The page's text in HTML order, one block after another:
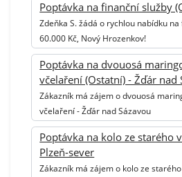
Poptávka na finanční služby
Zdeňka S. žádá o rychlou nabídku
60.000 Kč, Nový Hrozenkov!
Poptávka na dvouosá
včelaření (Ostatní) - Žďár nad
Zákazník má zájem o dvouosá
včelaření - Žďár nad Sázavou
Poptávka na kolo ze starého
Plzeň-sever
Zákazník má zájem o kolo ze